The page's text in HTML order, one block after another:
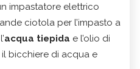
impastatore elettrico
ciotola per l’impasto a
acqua tiepida e l’olio di
bicchiere di acqua e